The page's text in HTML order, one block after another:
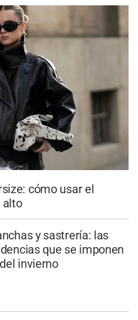
cómo usar el
alto
y sastrería: las
que se imponen
invierno